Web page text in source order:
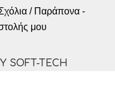
/ Παράπονα -
μου
SOFT-TECH